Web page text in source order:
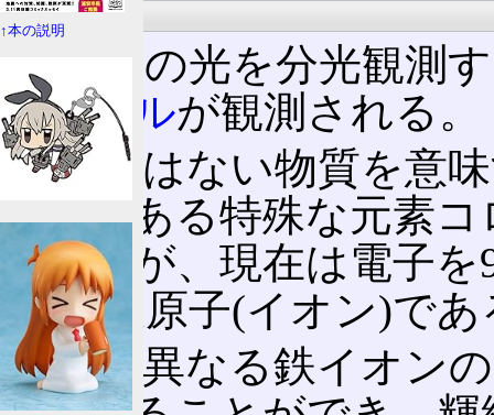
分光観測
コロナの光を分光観測
ペクトルが観測される。
地球にはない物質を意
ナ中にある特殊な元素
られたが、現在は電子
した)鉄 原子(イオン)で
価数の異なる鉄イオン
↑本の説明